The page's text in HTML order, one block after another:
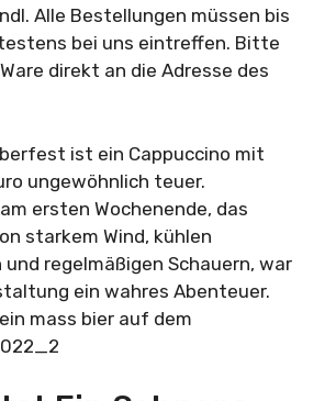
Alle Bestellungen müssen bis
bei uns eintreffen. Bitte
direkt an die Adresse des
ist ein Cappuccino mit
ungewöhnlich teuer.
ersten Wochenende, das
starkem Wind, kühlen
regelmäßigen Schauern, war
ein wahres Abenteuer.